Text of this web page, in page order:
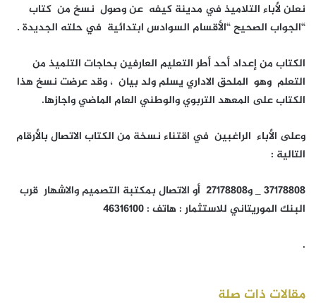
نعلن لأباء التلاميذ في مدينة كيفه عن وصول نسخ من كتاب
“الجواب الصحيح “الأقسام السوادس ابتدائية في حلته الجديدة .
الكتاب من إعداد أحد أطر التعليم العارفين بحاجات التلميذ من
التعلم وهو الملحق الاداري يسلم ولد بيان ، وقد عرضت نسخ هذا
الكتاب على المعهد التربوي والوطني العام الماضي واجازها.
وعلى الأباء الراغبين في اقتناء نسخة من الكتاب الاتصال بالأرقام
التالية :
37178808 _ و27178808 أو الاتصال بمكتبة التصميم والاشهار قرب
البنك الموريتاني للاستثمار : هاتف : 46316100
.
مقالات ذات صلة